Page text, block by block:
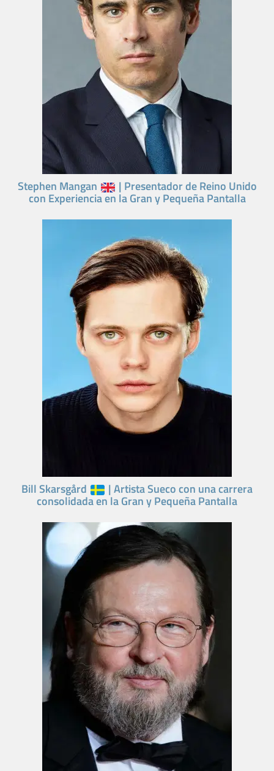
Stephen Mangan | Presentador de Reino Unido
con Experiencia en la Gran y Pequeña Pantalla
Bill Skarsgård | Artista Sueco con una carrera
consolidada en la Gran y Pequeña Pantalla